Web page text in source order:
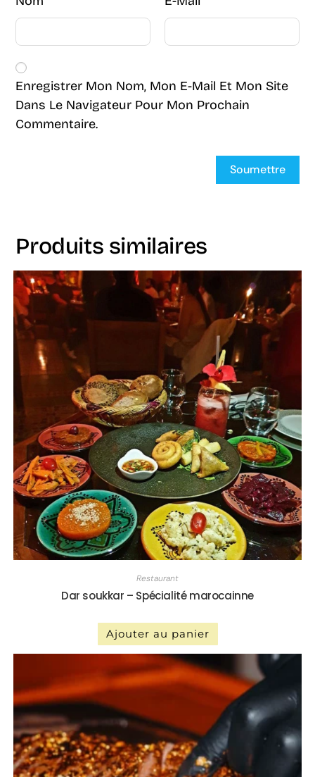
Enregistrer Mon Nom, Mon E-Mail Et Mon Site
Dans Le Navigateur Pour Mon Prochain
Commentaire.
Produits similaires
Restaurant
Dar soukkar – Spécialité marocainne
Ajouter au panier